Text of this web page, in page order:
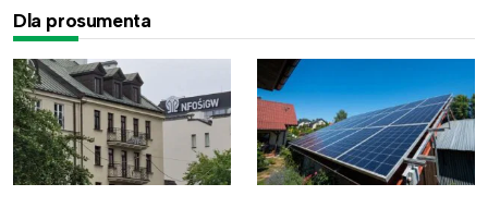
Dla prosumenta